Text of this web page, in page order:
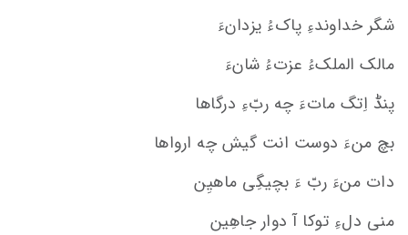
شگر خداوندءِ پاکءُ یزدانءَ
مالک الملکءُ عزتءُ شانءَ
پنڈ اِتگ ماتءَ چه ربّءِ درگاها
بچ منءَ دوست انت گیش چه ارواها
دات منءَ ربّ ءَ بچیگِی ماهیِن
منی دلءِ توکا آ دوار جاهِین